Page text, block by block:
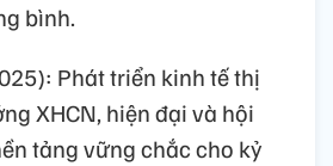
bình.
Phát triển kinh tế thị
XHCN, hiện đại và hội
tảng vững chắc cho kỷ